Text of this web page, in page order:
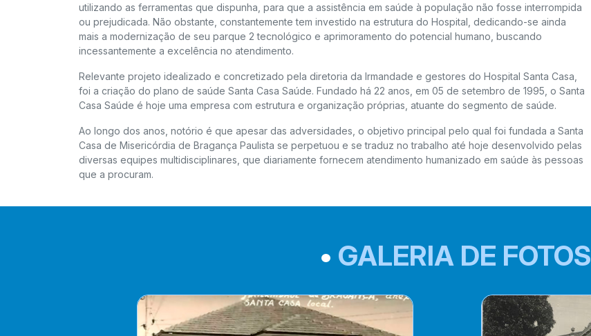
utilizando as ferramentas que dispunha, para que a assistência em saúde à população não fosse interrompida
ou prejudicada. Não obstante, constantemente tem investido na estrutura do Hospital, dedicando-se ainda
mais a modernização de seu parque 2 tecnológico e aprimoramento do potencial humano, buscando
incessantemente a excelência no atendimento.
Relevante projeto idealizado e concretizado pela diretoria da Irmandade e gestores do Hospital Santa Casa,
foi a criação do plano de saúde Santa Casa Saúde. Fundado há 22 anos, em 05 de setembro de 1995, o Santa
Casa Saúde é hoje uma empresa com estrutura e organização próprias, atuante do segmento de saúde.
Ao longo dos anos, notório é que apesar das adversidades, o objetivo principal pelo qual foi fundada a Santa
Casa de Misericórdia de Bragança Paulista se perpetuou e se traduz no trabalho até hoje desenvolvido pelas
diversas equipes multidisciplinares, que diariamente fornecem atendimento humanizado em saúde às pessoas
que a procuram.
• GALERIA DE FOTOS